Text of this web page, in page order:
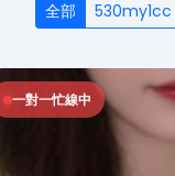
全部 530my1cc
一對一忙線中